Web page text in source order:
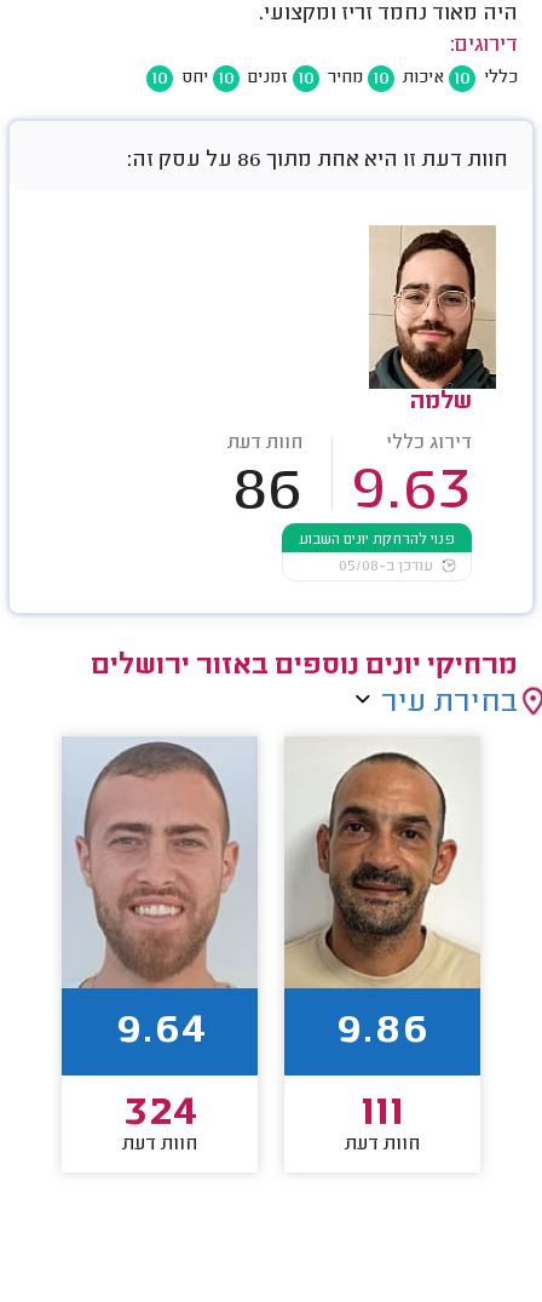
היה מאוד נחמד זריז ומקצועי.
דירוגים:
כללי 10 איכות 10 מחיר 10 זמנים 10 יחס 10
חוות דעת זו היא אחת מתוך 86 על עסק זה:
שלמה
דירוג כללי
9.63
חוות דעת
86
פנוי להרחקת יונים השבוע
עודכן ב-05/08
מרחיקי יונים נוספים באזור ירושלים
בחירת עיר
9.86
111
חוות דעת
9.64
324
חוות דעת